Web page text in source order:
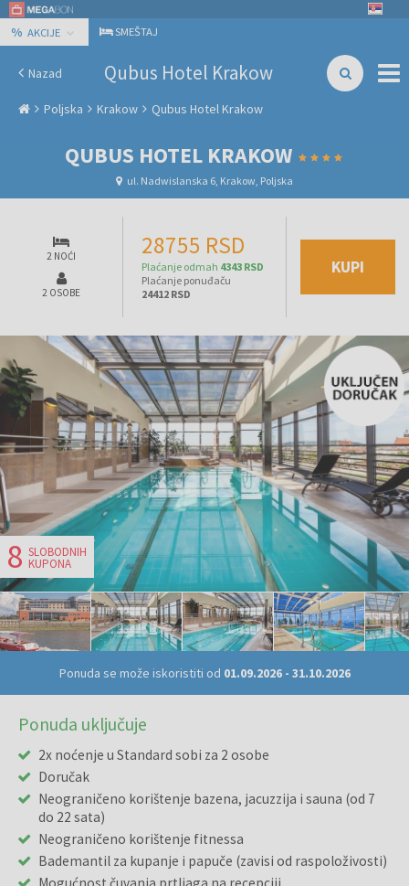
% AKCIJE SMEŠTAJ
Nazad Qubus Hotel Krakow
Poljska Krakow Qubus Hotel Krakow
QUBUS HOTEL KRAKOW
ul. Nadwislanska 6, Krakow, Poljska
2 NOĆI
2 OSOBE
28755 RSD
Plaćanje odmah 4343 RSD
Plaćanje ponuđaču
24412 RSD
KUPI
8 SLOBODNIH
KUPONA
Ponuda se može iskoristiti od 01.09.2026- 31.10.2026
Ponuda uključuje
2x noćenje u Standard sobi za 2 osobe
Doručak
Neograničeno korištenje bazena, jacuzzija i sauna (od 7
do 22 sata)
Neograničeno korištenje fitnessa
Bademantil za kupanje i papuče (zavisi od raspoloživosti)